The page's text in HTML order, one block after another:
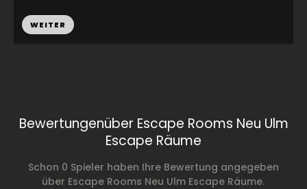
WEITER
Bewertungenüber Escape Rooms Neu Ulm
Escape Räume
Schon 0 Spieler haben Ihre Bewertung angegeben
über Escape Rooms Neu Ulm Escape Räume.